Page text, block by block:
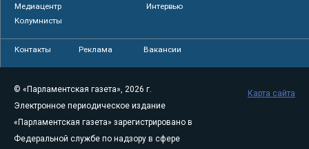
Медиацентр
Интервью
Колумнисты
Контакты Реклама Вакансии
© «Парламентская газета», 2026 г.
Электронное периодическое издание
«Парламентская газета» зарегистрировано в
Федеральной службе по надзору в сфере
Карта сайта